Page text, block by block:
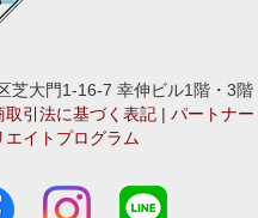
大門1-16-7 幸伸ビル1階・3階
取引法に基づく表記 | パートナー
エイトプログラム